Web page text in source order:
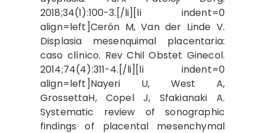
2018;34(1):100-3.[/li][li indent=0
align=left]Cerón M, Van der Linde V.
Displasia mesenquimal placentaria:
caso clínico. Rev Chil Obstet Ginecol.
2014;74(4):311-4.[/li][li indent=0
align=left]Nayeri U, West A,
GrossettaH, Copel J, Sfakianaki A.
Systematic review of sonographic
findings of placental mesenchymal